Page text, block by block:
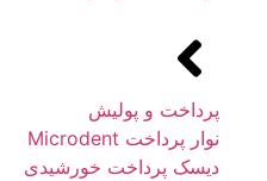
پرداخت و پولیش
نوار پرداخت Microdent
دیسک پرداخت خورشیدی